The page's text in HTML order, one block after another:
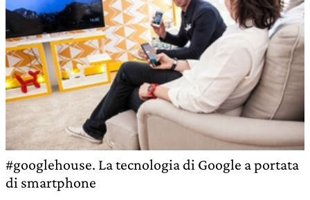
#googlehouse. La tecnologia di Google a portata
di smartphone